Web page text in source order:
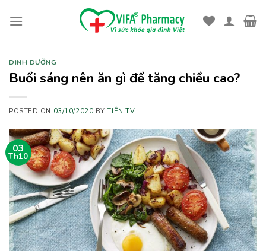
DINH DƯỠNG
Buổi sáng nên ăn gì để tăng chiều cao?
POSTED ON 03/10/2020 BYTIÊN TV
03
Th10